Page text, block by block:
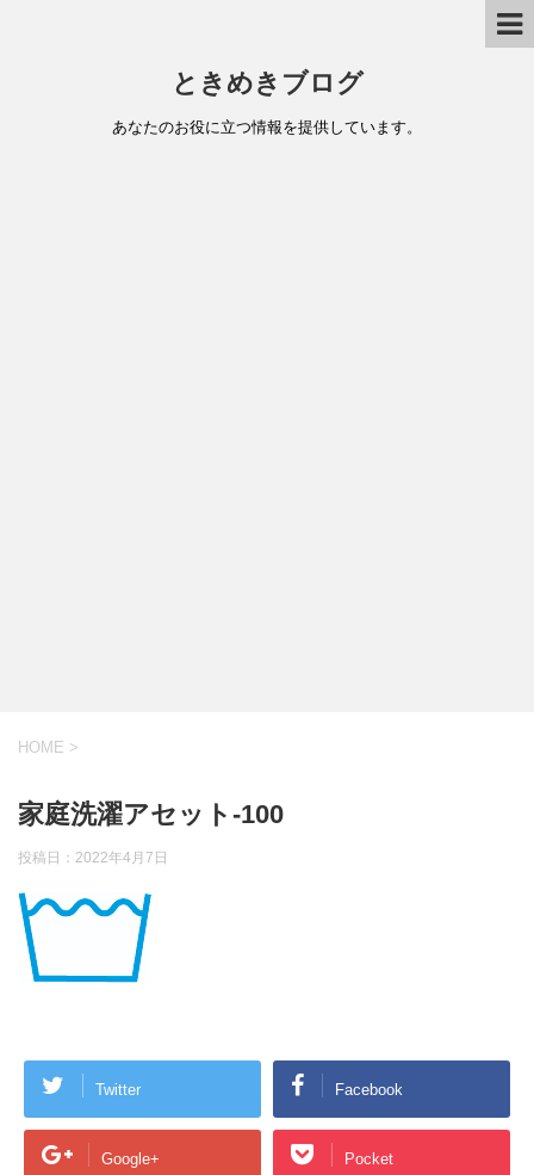
ときめきブログ
あなたのお役に立つ情報を提供しています。
HOME >
家庭洗濯アセット-100
投稿日： 2022年4月7日
Twitter Facebook
Google+ Pocket